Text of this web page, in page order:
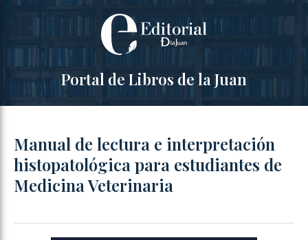
Portal de Libros de la Juan
Manual de lectura e interpretación
histopatológica para estudiantes de
Medicina Veterinaria